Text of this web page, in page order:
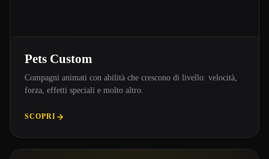
Pets Custom
Compagni animati con abilità che crescono di livello: velocità,
forza, effetti speciali e molto altro.
SCOPRI